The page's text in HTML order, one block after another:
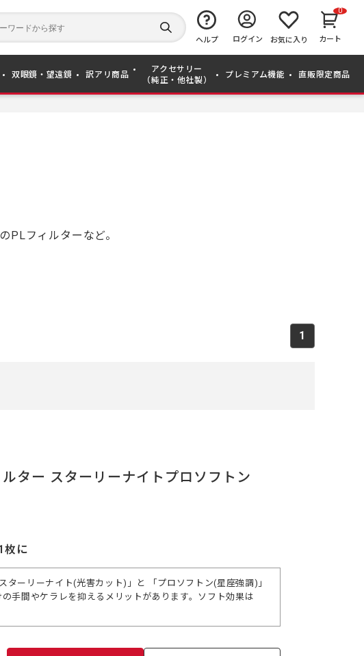
か
ら
検
索
す
る
ヘルプ ログイン お気に入り
0
カート
双眼鏡・望遠鏡 訳アリ商品
アクセサリー
（純正・他社製）
プレミアム機能 直販限定商品
PLフィルターなど。
1
ター スターリーナイトプロソフトン
枚に
ーリーナイト(光害カット)」と 「プロソフトン(星座強調)」
手間やケラレを抑えるメリットがあります。ソフト効果は